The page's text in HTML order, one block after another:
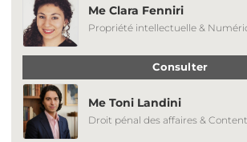
Me Clara Fenniri
Propriété intellectuelle &
Consulter
Me Toni Landini
Droit pénal des affaires &